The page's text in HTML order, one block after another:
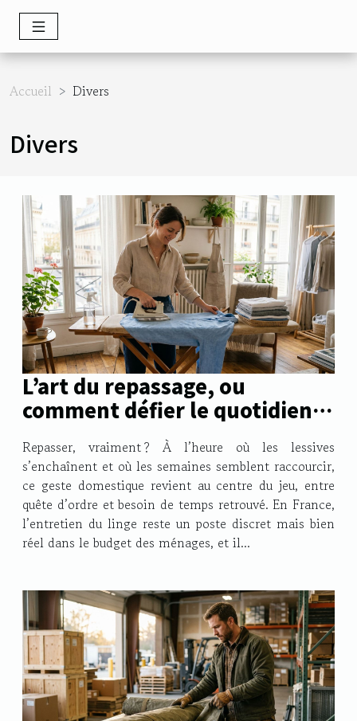
Accueil Divers
Divers
L’art du repassage, ou
comment défier le quotidien
Repasser, vraiment ? À l’heure où les lessives
s’enchaînent et où les semaines semblent raccourcir,
ce geste domestique revient au centre du jeu, entre
quête d’ordre et besoin de temps retrouvé. En France,
l’entretien du linge reste un poste discret mais bien
réel dans le budget des ménages, et il...